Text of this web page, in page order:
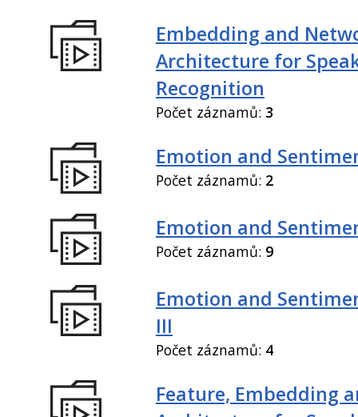
Embedding and
Architecture for
Recognition
Počet záznamů: 3
Emotion and
Počet záznamů: 2
Emotion and
Počet záznamů: 9
Emotion and
III
Počet záznamů: 4
Feature, Embedding